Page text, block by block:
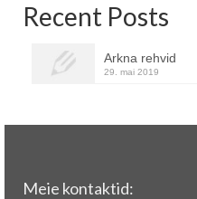
Recent Posts
Arkna rehvid
29. mai 2019
Meie kontaktid: